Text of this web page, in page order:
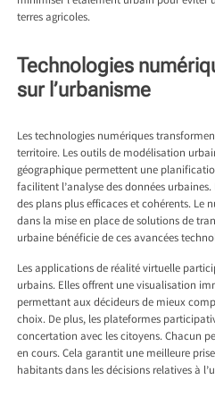
terres agricoles.
Technologies
sur l’urbanisme
Les technologies numériques
territoire. Les outils de modélisation
géographique permettent une
facilitent l’analyse des données
des plans plus efficaces et cohérents. Le
dans la mise en place de solutions de
urbaine bénéficie de ces avancées
Les applications de réalité virtuelle
urbains. Elles offrent une visualisation
permettant aux décideurs de mieux
choix. De plus, les plateformes
concertation avec les citoyens. Chacun
en cours. Cela garantit une meilleure
habitants dans les décisions relatives à